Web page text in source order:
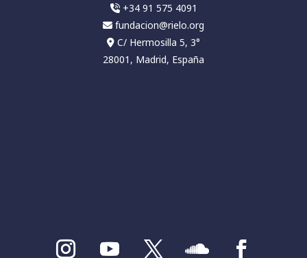
+34 91 575 4091
fundacion@rielo.org
C/ Hermosilla 5, 3°
28001, Madrid, España